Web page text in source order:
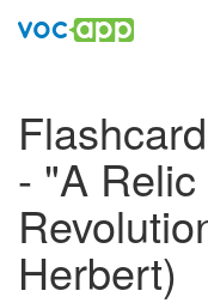
- "A
Herbert)